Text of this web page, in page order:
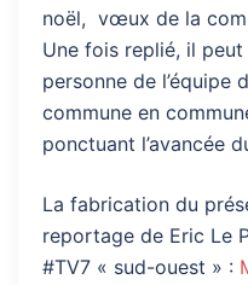
noël, vœux de la
Une fois replié, il
personne de l’équipe
commune en
ponctuant l’avancée
La fabrication du
reportage de Eric Le
#TV7 « sud-ouest » :